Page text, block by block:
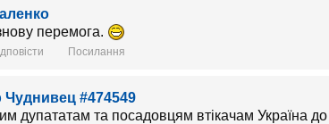
перемога.
Посилання
Чуднивец #474549
дупататам та посадовцям втікачам Україна до